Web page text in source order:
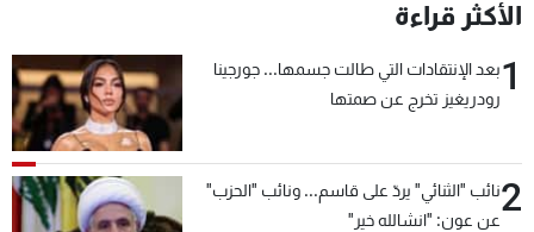
الأكثر قراءة
1بعد الإنتقادات التي طالت جسمها... جورجينا
رودريغيز تخرج عن صمتها
2نائب "الثنائي" يردّ على قاسم... ونائب "الحزب"
عن عون: "انشالله خير"